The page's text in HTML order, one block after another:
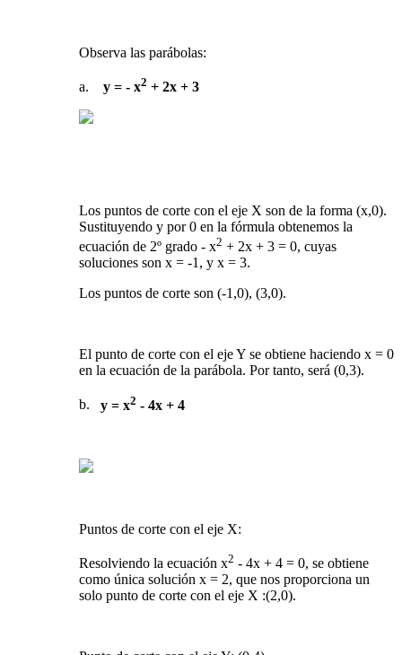
Observa las parábolas:
a. y = - x2 + 2x + 3
Los puntos de corte con el eje X son de la forma (x,0).
Sustituyendo y por 0 en la fórmula obtenemos la
ecuación de 2º grado - x2 + 2x + 3 = 0, cuyas
soluciones son x = -1, y x = 3.
Los puntos de corte son (-1,0), (3,0).
El punto de corte con el eje Y se obtiene haciendo x = 0
en la ecuación de la parábola. Por tanto, será (0,3).
b. y = x2 - 4x + 4
Puntos de corte con el eje X:
Resolviendo la ecuación x2 - 4x + 4 = 0, se obtiene
como única solución x = 2, que nos proporciona un
solo punto de corte con el eje X :(2,0).